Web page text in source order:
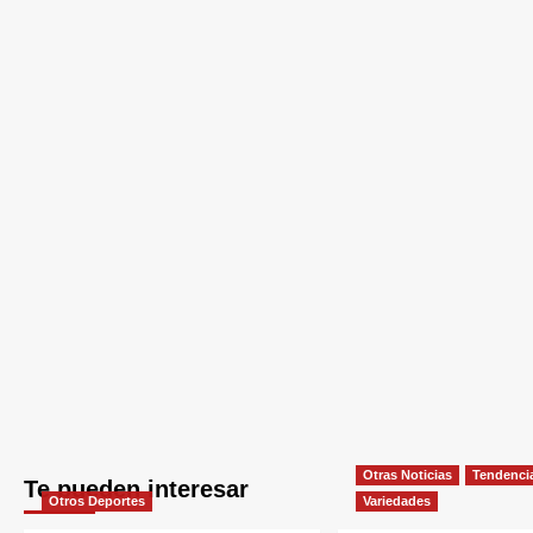
Te pueden interesar
Otros Deportes
Otras Noticias
Variedades